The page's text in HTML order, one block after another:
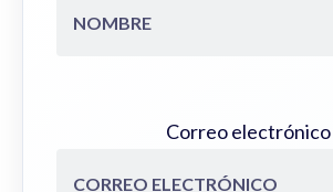
Correo electrónico